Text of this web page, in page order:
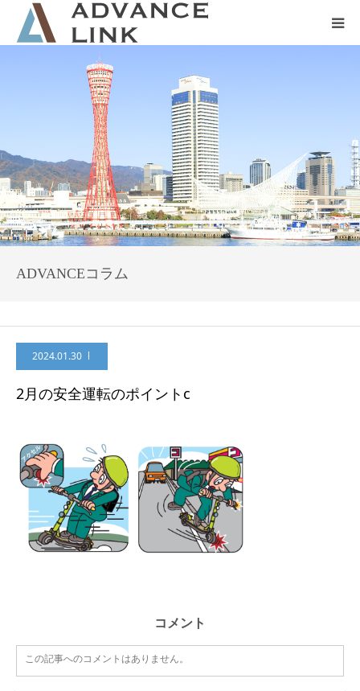
ADVANCEコラム
2024.01.30
2月の安全運転のポイントc
コメント
この記事へのコメントはありません。
会社概要
ネット保険
事業保険